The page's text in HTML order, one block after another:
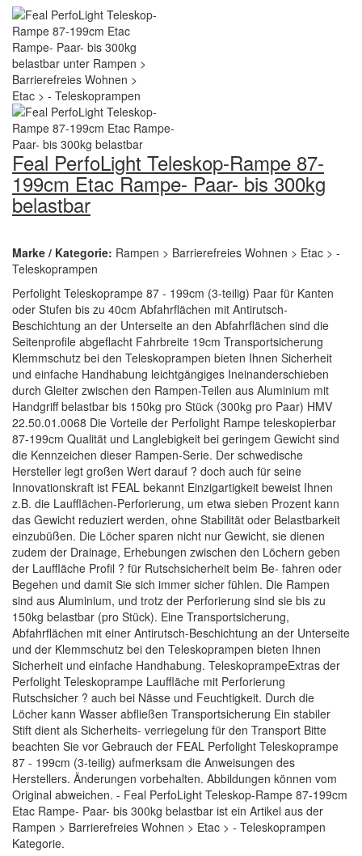
Feal PerfoLight Teleskop-Rampe 87-
199cm Etac Rampe- Paar- bis 300kg
belastbar
Marke / Kategorie: Rampen > Barrierefreies Wohnen > Etac > -
Teleskoprampen
Perfolight Teleskoprampe 87 - 199cm (3-teilig) Paar für Kanten
oder Stufen bis zu 40cm Abfahrflächen mit Antirutsch-
Beschichtung an der Unterseite an den Abfahrflächen sind die
Seitenprofile abgeflacht Fahrbreite 19cm Transportsicherung
Klemmschutz bei den Teleskoprampen bieten Ihnen Sicherheit
und einfache Handhabung leichtgängiges Ineinanderschieben
durch Gleiter zwischen den Rampen-Teilen aus Aluminium mit
Handgriff belastbar bis 150kg pro Stück (300kg pro Paar) HMV
22.50.01.0068 Die Vorteile der Perfolight Rampe teleskopierbar
87-199cm Qualität und Langlebigkeit bei geringem Gewicht sind
die Kennzeichen dieser Rampen-Serie. Der schwedische
Hersteller legt großen Wert darauf ? doch auch für seine
Innovationskraft ist FEAL bekannt Einzigartigkeit beweist Ihnen
z.B. die Laufflächen-Perforierung, um etwa sieben Prozent kann
das Gewicht reduziert werden, ohne Stabilität oder Belastbarkeit
einzubüßen. Die Löcher sparen nicht nur Gewicht, sie dienen
zudem der Drainage, Erhebungen zwischen den Löchern geben
der Lauffläche Profil ? für Rutschsicherheit beim Be- fahren oder
Begehen und damit Sie sich immer sicher fühlen. Die Rampen
sind aus Aluminium, und trotz der Perforierung sind sie bis zu
150kg belastbar (pro Stück). Eine Transportsicherung,
Abfahrflächen mit einer Antirutsch-Beschichtung an der Unterseite
und der Klemmschutz bei den Teleskoprampen bieten Ihnen
Sicherheit und einfache Handhabung. TeleskoprampeExtras der
Perfolight Teleskoprampe Lauffläche mit Perforierung
Rutschsicher ? auch bei Nässe und Feuchtigkeit. Durch die
Löcher kann Wasser abfließen Transportsicherung Ein stabiler
Stift dient als Sicherheits- verriegelung für den Transport Bitte
beachten Sie vor Gebrauch der FEAL Perfolight Teleskoprampe
87 - 199cm (3-teilig) aufmerksam die Anweisungen des
Herstellers. Änderungen vorbehalten. Abbildungen können vom
Original abweichen. - Feal PerfoLight Teleskop-Rampe 87-199cm
Etac Rampe- Paar- bis 300kg belastbar ist ein Artikel aus der
Rampen > Barrierefreies Wohnen > Etac > - Teleskoprampen
Kategorie.